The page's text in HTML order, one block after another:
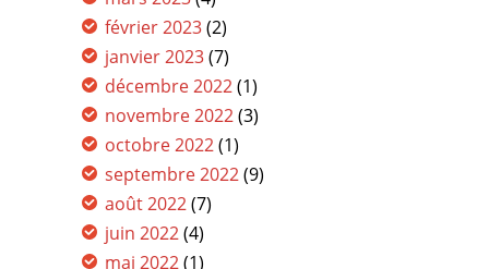
février 2023(2)
janvier 2023(7)
décembre 2022(1)
novembre 2022(3)
octobre 2022(1)
septembre 2022(9)
août 2022(7)
juin 2022(4)
mai 2022(1)